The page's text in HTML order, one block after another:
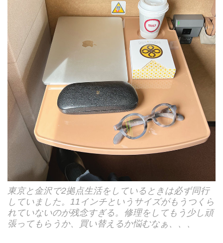
東京と金沢で2拠点生活をしているときは必ず同行
していました。11インチというサイズがもうつくら
れていないのが残念すぎる。修理をしてもう少し頑
張ってもらうか、買い替えるか悩むなぁ、、、